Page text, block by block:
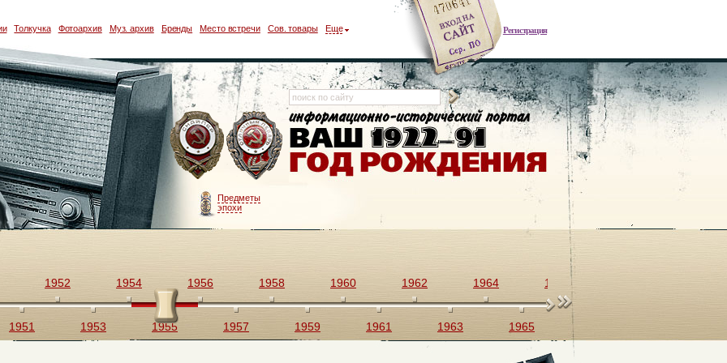
Регистрация
Толкучка Фотоархив Муз. архив Бренды Место встречи Сов. товары Еще
Предметы
эпохи
1951
1952
1953
1954
1955
1956
1957
1958
1959
1960
1961
1962
1963
1964
1965
1966